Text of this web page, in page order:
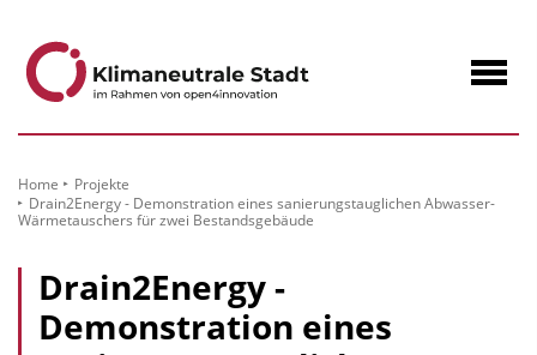
Home
Projekte
Drain2Energy - Demonstration eines sanierungstauglichen Abwasser-
Wärmetauschers für zwei Bestandsgebäude
Drain2Energy -
Demonstration eines